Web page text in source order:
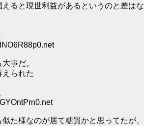
ると現世利益があるというのと差はな
事だ。
られた
た様なのが居て糖質かと思ってたが、